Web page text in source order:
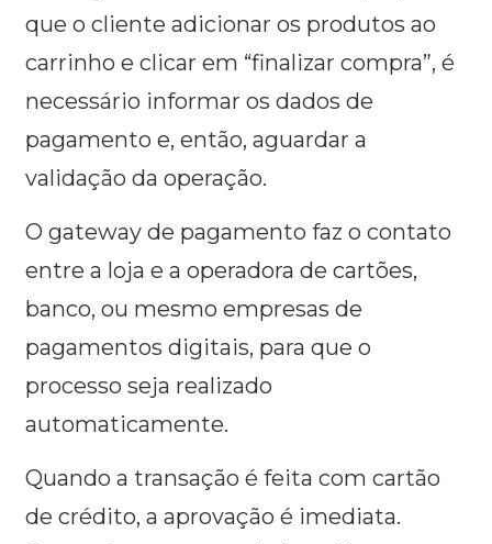
que o cliente adicionar os produtos ao
carrinho e clicar em “finalizar compra”, é
necessário informar os dados de
pagamento e, então, aguardar a
validação da operação.
O gateway de pagamento faz o contato
entre a loja e a operadora de cartões,
banco, ou mesmo empresas de
pagamentos digitais, para que o
processo seja realizado
automaticamente.
Quando a transação é feita com cartão
de crédito, a aprovação é imediata.